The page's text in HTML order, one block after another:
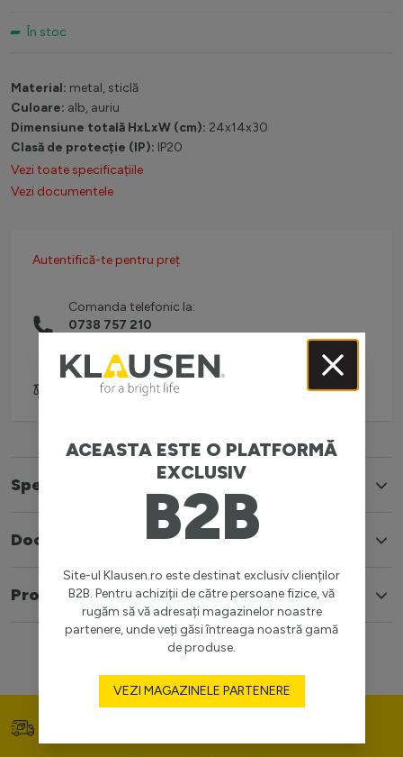
În stoc
Material: metal, sticlă
Culoare: alb, auriu
Dimensiune totală HxLxW (cm): 24x14x30
Clasă de protecție (IP): IP20
Vezi toate specificațiile
Vezi documentele
Autentifică-te pentru preț
Comanda telefonic la:
0738 757 210
Adaugă pentru comparare
Specificatii
Documente
Produse similare
ACEASTA ESTE O PLATFORMĂ
EXCLUSIV
B2B
Site-ul Klausen.ro este destinat exclusiv clienților
B2B. Pentru achiziții de către persoane fizice, vă
rugăm să vă adresați magazinelor noastre
partenere, unde veți găsi întreaga noastră gamă
de produse.
VEZI MAGAZINELE PARTENERE